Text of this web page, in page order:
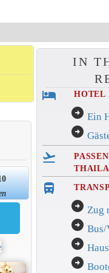
IN
hotel HOTEL
arrow_circle_right Ein
arrow_circle_right
flight_takeoff
directions_bus_filled
arrow_circle_right Zug
arrow_circle_right Bus/
arrow_circle_right
arrow_circle_right